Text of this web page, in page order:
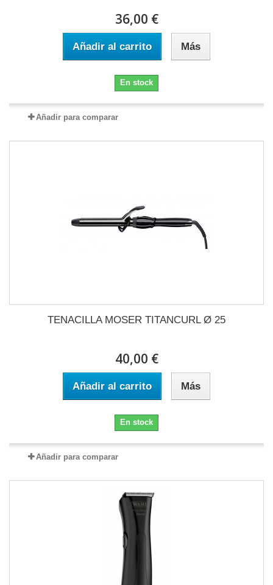
36,00 €
Añadir al carrito Más
En stock
Añadir para comparar
TENACILLA MOSER TITANCURL Ø 25
40,00 €
Añadir al carrito Más
En stock
Añadir para comparar